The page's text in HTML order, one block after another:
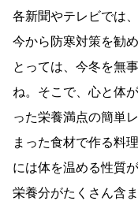
各新聞やテレビでは
今から防寒対策を勧
とっては、今冬を無
ね。そこで、心と体
った栄養満点の簡単
まった食材で作る料
には体を温める性質
栄養分がたくさん含